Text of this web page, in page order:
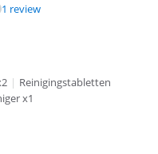
1 review.
1 review
| Reinigingstabletten
x1